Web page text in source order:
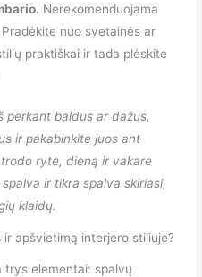
Nerekomenduojama
nuo svetainės ar
praktiškai ir tada plėskite
perkant baldus ar dažus,
ir pakabinkite juos ant
ryte, dieną ir vakare
ir tikra spalva skiriasi,
klaidų.
apšvietimą interjero stiliuje?
trys elementai: spalvų